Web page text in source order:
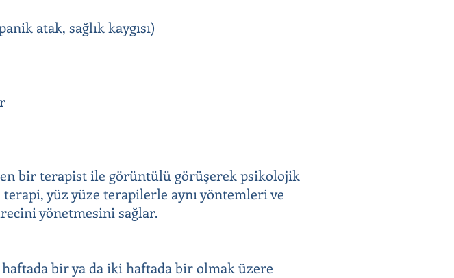
atak, sağlık kaygısı)
bir terapist ile görüntülü görüşerek psikolojik
yüz yüze terapilerle aynı yöntemleri ve
yönetmesini sağlar.
bir ya da iki haftada bir olmak üzere